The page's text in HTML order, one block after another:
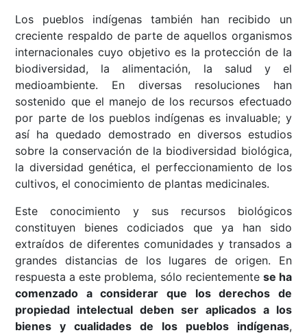
Los pueblos indígenas también han recibido un
creciente respaldo de parte de aquellos organismos
internacionales cuyo objetivo es la protección de la
biodiversidad, la alimentación, la salud y el
medioambiente. En diversas resoluciones han
sostenido que el manejo de los recursos efectuado
por parte de los pueblos indígenas es invaluable; y
así ha quedado demostrado en diversos estudios
sobre la conservación de la biodiversidad biológica,
la diversidad genética, el perfeccionamiento de los
cultivos, el conocimiento de plantas medicinales.
Este conocimiento y sus recursos biológicos
constituyen bienes codiciados que ya han sido
extraídos de diferentes comunidades y transados a
grandes distancias de los lugares de origen. En
respuesta a este problema, sólo recientemente se ha
comenzado a considerar que los derechos de
propiedad intelectual deben ser aplicados a los
bienes y cualidades de los pueblos indígenas,